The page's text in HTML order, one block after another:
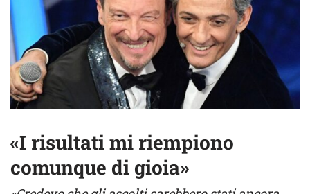
«I risultati mi riempiono
comunque di gioia»